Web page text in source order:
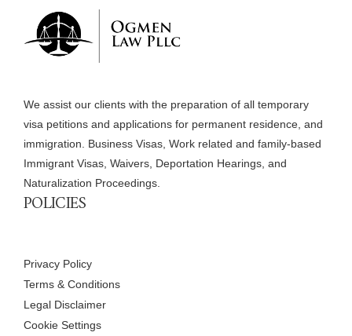
We assist our clients with the preparation of all temporary
visa petitions and applications for permanent residence, and
immigration. Business Visas, Work related and family-based
Immigrant Visas, Waivers, Deportation Hearings, and
Naturalization Proceedings.
POLICIES
Privacy Policy
Terms & Conditions
Legal Disclaimer
Cookie Settings